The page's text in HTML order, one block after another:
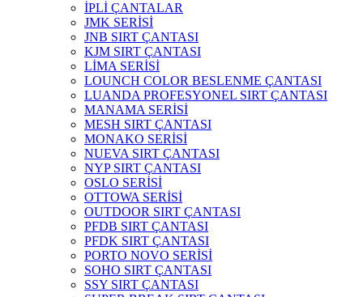
İPLİ ÇANTALAR
JMK SERİSİ
JNB SIRT ÇANTASI
KJM SIRT ÇANTASI
LİMA SERİSİ
LOUNCH COLOR BESLENME ÇANTASI
LUANDA PROFESYONEL SIRT ÇANTASI
MANAMA SERİSİ
MESH SIRT ÇANTASI
MONAKO SERİSİ
NUEVA SIRT ÇANTASI
NYP SIRT ÇANTASI
OSLO SERİSİ
OTTOWA SERİSİ
OUTDOOR SIRT ÇANTASI
PFDB SIRT ÇANTASI
PFDK SIRT ÇANTASI
PORTO NOVO SERİSİ
SOHO SIRT ÇANTASI
SSY SIRT ÇANTASI